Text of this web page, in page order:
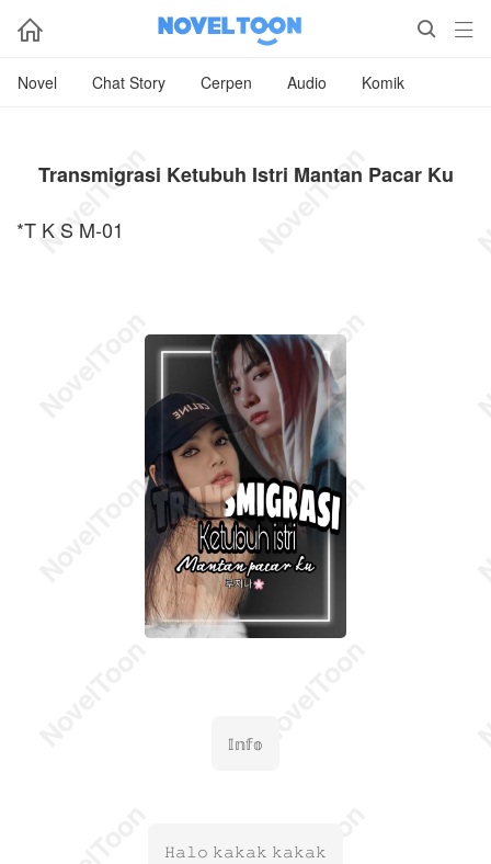
  
Novel Chat Story Cerpen Audio Komik
Transmigrasi Ketubuh Istri Mantan Pacar Ku
*T K S M-01
𝕀𝕟𝕗𝕠
𝙷𝚊𝚕𝚘 𝚔𝚊𝚔𝚊𝚔 𝚔𝚊𝚔𝚊𝚔